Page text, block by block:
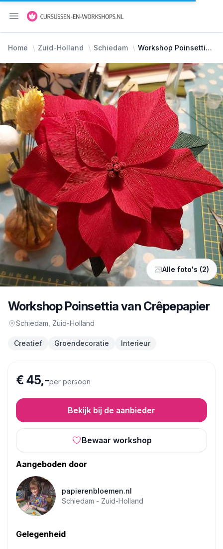
Menu openen
Home Zuid-Holland Schiedam Workshop Poinsettia van Crêpepapier
Alle foto's (2)
Workshop Poinsettia van Crêpepapier
Schiedam , Zuid-Holland
Creatief Groendecoratie Interieur
€ 45,-per persoon
Bekijk bij de aanbieder
Bewaar workshop
Aangeboden door
papierenbloemen.nl
Schiedam - Zuid-Holland
Gelegenheid